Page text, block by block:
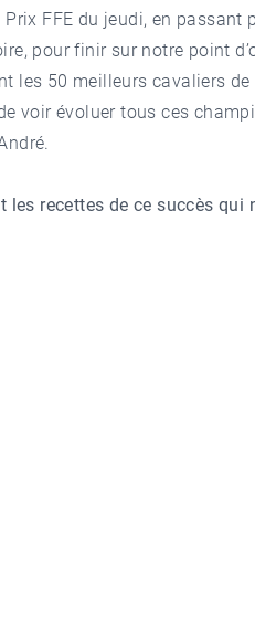
FFE du jeudi, en passant
pour finir sur notre point
les 50 meilleurs cavaliers de
voir évoluer tous ces
les recettes de ce succès qui